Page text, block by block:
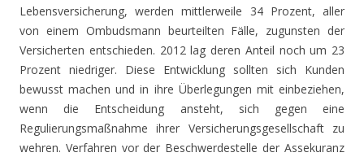
Lebensversicherung, werden mittlerweile 34 Prozent, aller
von einem Ombudsmann beurteilten Fälle, zugunsten der
Versicherten entschieden. 2012 lag deren Anteil noch um 23
Prozent niedriger. Diese Entwicklung sollten sich Kunden
bewusst machen und in ihre Überlegungen mit einbeziehen,
wenn die Entscheidung ansteht, sich gegen eine
Regulierungsmaßnahme ihrer Versicherungsgesellschaft zu
wehren. Verfahren vor der Beschwerdestelle der Assekuranz